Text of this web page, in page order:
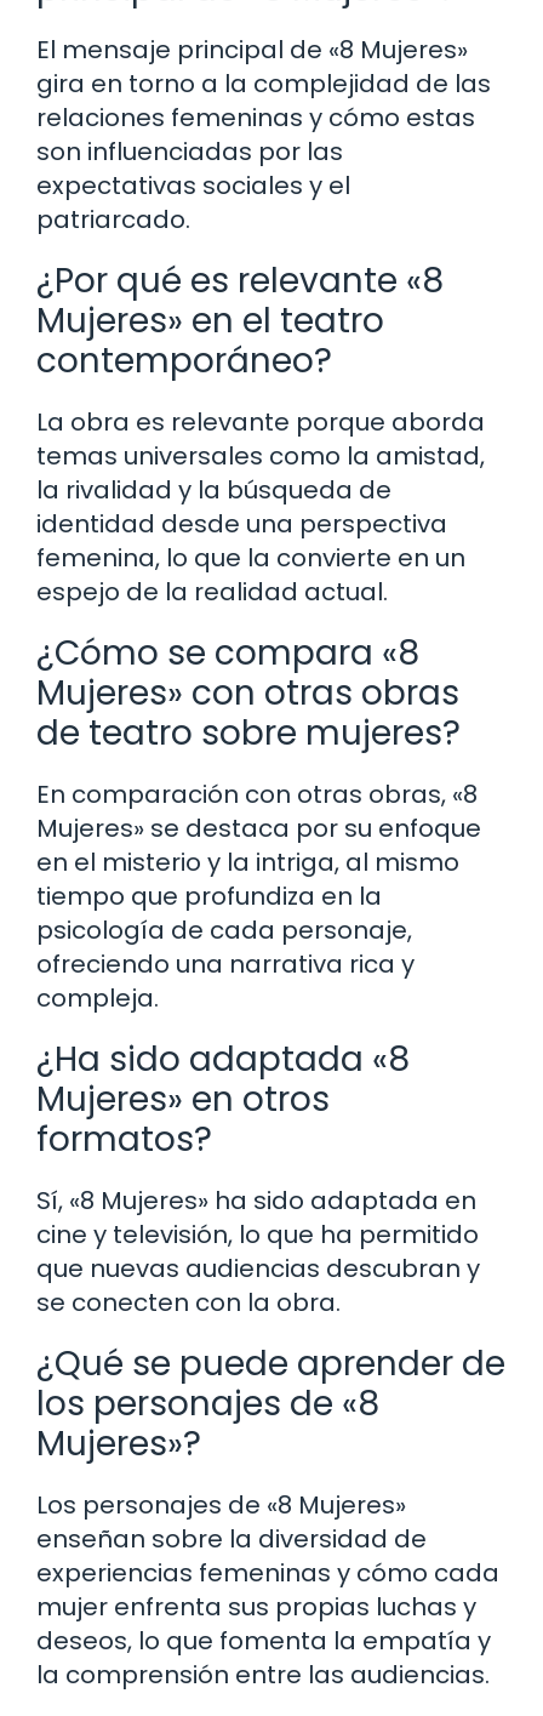
El mensaje principal de «8 Mujeres»
gira en torno a la complejidad de las
relaciones femeninas y cómo estas
son influenciadas por las
expectativas sociales y el
patriarcado.
¿Por qué es relevante «8
Mujeres» en el teatro
contemporáneo?
La obra es relevante porque aborda
temas universales como la amistad,
la rivalidad y la búsqueda de
identidad desde una perspectiva
femenina, lo que la convierte en un
espejo de la realidad actual.
¿Cómo se compara «8
Mujeres» con otras obras
de teatro sobre mujeres?
En comparación con otras obras, «8
Mujeres» se destaca por su enfoque
en el misterio y la intriga, al mismo
tiempo que profundiza en la
psicología de cada personaje,
ofreciendo una narrativa rica y
compleja.
¿Ha sido adaptada «8
Mujeres» en otros
formatos?
Sí, «8 Mujeres» ha sido adaptada en
cine y televisión, lo que ha permitido
que nuevas audiencias descubran y
se conecten con la obra.
¿Qué se puede aprender de
los personajes de «8
Mujeres»?
Los personajes de «8 Mujeres»
enseñan sobre la diversidad de
experiencias femeninas y cómo cada
mujer enfrenta sus propias luchas y
deseos, lo que fomenta la empatía y
la comprensión entre las audiencias.